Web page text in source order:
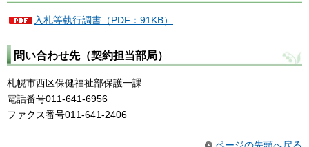
入札等執行調書（PDF：91KB）
問い合わせ先（契約担当部局）
札幌市西区保健福祉部保護一課
電話番号011-641-6956
ファクス番号011-641-2406